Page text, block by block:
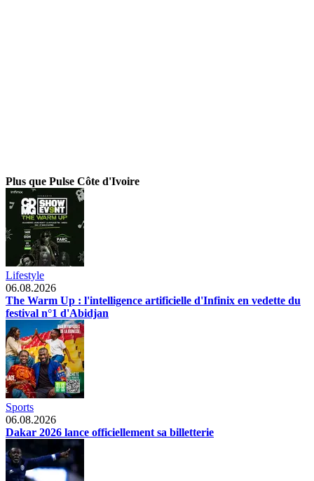
Plus que Pulse Côte d'Ivoire
Lifestyle
06.08.2026
The Warm Up : l'intelligence artificielle d'Infinix en vedette du
festival n°1 d'Abidjan
Sports
06.08.2026
Dakar 2026 lance officiellement sa billetterie